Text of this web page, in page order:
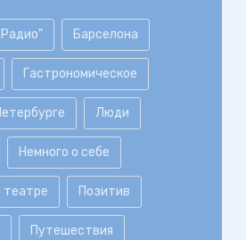
Барселона
Гастрономическое
Люди
Немного о себе
театре Позитив
Путешествия